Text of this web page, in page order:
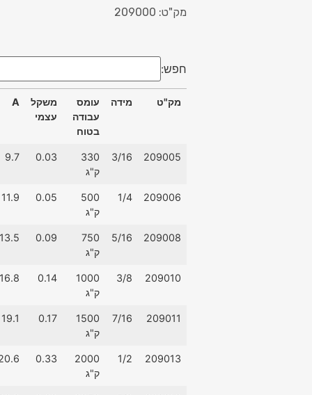
מק"ט: 209000
חפש:
מק"ט מידה
עומס
עבודה
בטוח
משקל
עצמי
A
מק"ט מידה
עומס
עבודה
בטוח
משקל
A 209005
3/16
330
ק"ג
0.03
9.7
209006
1/4
500
ק"ג
0.05
11.9
209008
5/16
750
ק"ג
0.09
13.5
209010
3/8
1000
ק"ג
0.14
16.8
209011
7/16
1500
ק"ג
0.17
19.1
209013
1/2
2000
ק"ג
0.33